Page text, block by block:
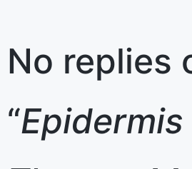
No replies
“Epidermis